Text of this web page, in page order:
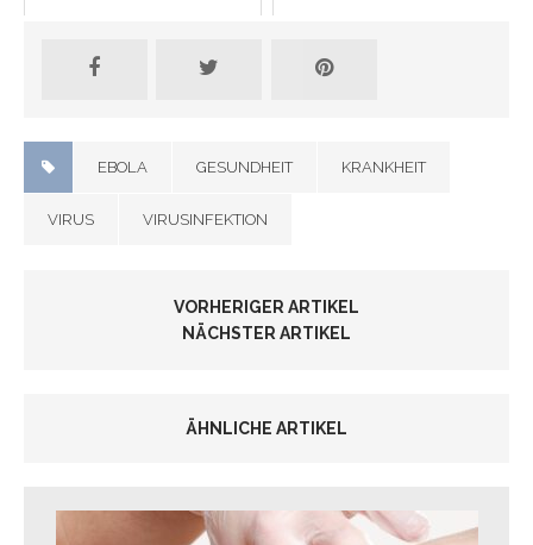
EBOLA GESUNDHEIT KRANKHEIT
VIRUS VIRUSINFEKTION
VORHERIGER ARTIKEL
NÄCHSTER ARTIKEL
ÄHNLICHE ARTIKEL